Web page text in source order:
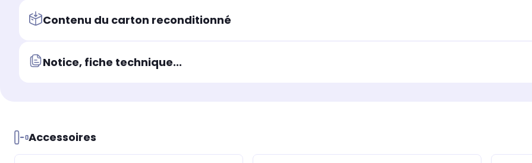
Contenu du carton reconditionné
Notice, fiche technique...
Accessoires